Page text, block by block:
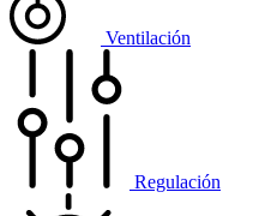
Ventilación
Regulación